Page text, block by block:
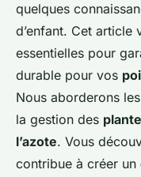
quelques
d’enfant. Cet article
essentielles pour
durable pour vos
Nous aborderons
la gestion des
l’azote. Vous
contribue à créer un